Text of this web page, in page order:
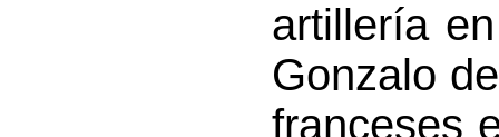
artillería
Gonzalo
franceses